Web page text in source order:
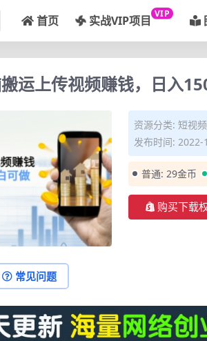
首页 实战VIP项目 VIP
运上传视频赚钱，日入
资源分类: 短视
发布时间: 2022-
普通: 29金币
购买下载
常见问题